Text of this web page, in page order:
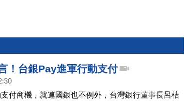
！台銀Pay進軍行動支付
付商機，就連國銀也不例外，台灣銀行董事長呂桔